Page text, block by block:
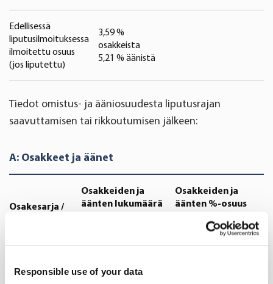
Responsible use of your data
Edellisessä
liputusilmoituksessa
ilmoitettu osuus
(jos liputettu)
3,59 %
osakkeista
5,21 % äänistä
Tiedot omistus- ja ääniosuudesta liputusrajan
saavuttamisen tai rikkoutumisen jälkeen:
A: Osakkeet ja äänet
Osakesarja /
Osakkeiden ja
äänten lukumäärä
Osakkeiden ja
äänten %-osuus
Välillinen